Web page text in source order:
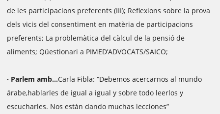
de les participacions preferents (III); Reflexions sobre la prova
dels vicis del consentiment en matèria de participacions
preferents; La problemàtica del càlcul de la pensió de
aliments; Qüestionari a PIMED’ADVOCATS/SAICO;
· Parlem amb...Carla Fibla: “Debemos acercarnos al mundo
árabe,hablarles de igual a igual y sobre todo leerlos y
escucharles. Nos están dando muchas lecciones”